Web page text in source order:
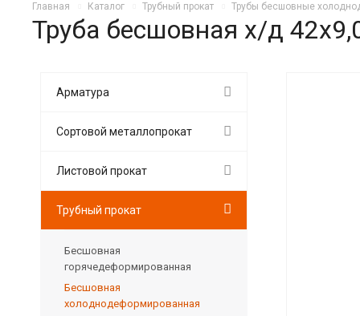
Главная Каталог Трубный прокат Трубы бесшовные
Труба бесшовная х/д
Арматура
Сортовой металлопрокат
Листовой прокат
Трубный прокат
Бесшовная
горячедеформированная
Бесшовная
холоднодеформированная